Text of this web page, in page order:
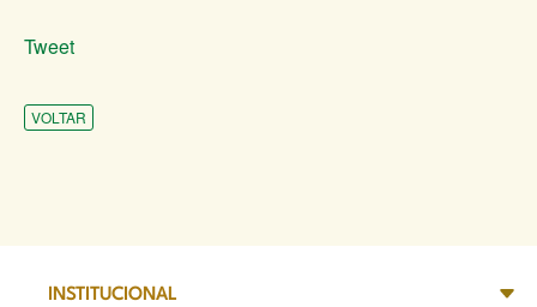
Tweet
VOLTAR
INSTITUCIONAL